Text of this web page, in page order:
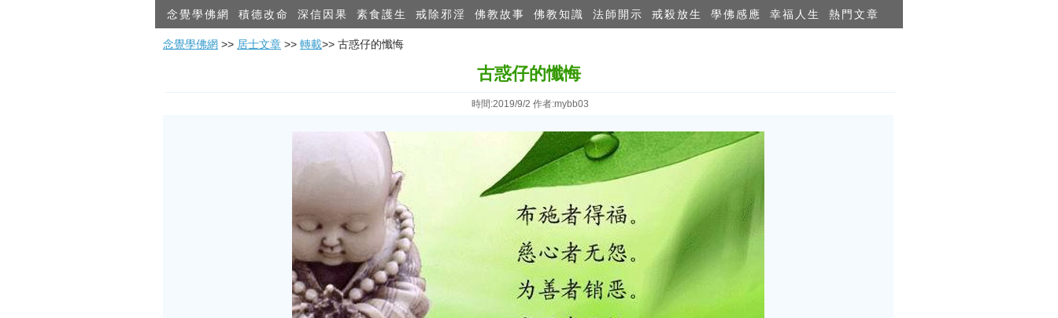
念覺學佛網 積德改命 深信因果 素食護生 戒除邪淫 佛教故事 佛教知識 法師開示 戒殺放生 學佛感應 幸福人生 熱門文章
念覺學佛網 >> 居士文章 >> 轉載>> 古惑仔的懺悔
古惑仔的懺悔
時間:2019/9/2 作者:mybb03